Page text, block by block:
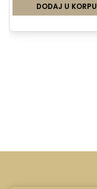
DODAJ U KORPU